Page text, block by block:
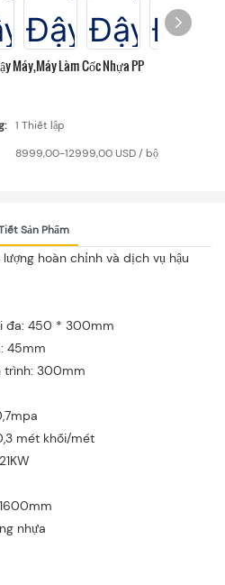
Máy,Máy Làm Cốc Nhựa PP
1 Thiết lập
8999,00-12999,00 USD / bộ
Sản Phẩm
hoàn chỉnh và dịch vụ hậu
đa: 450 * 300mm
45mm
trình: 300mm
mét khối/mét
nhựa